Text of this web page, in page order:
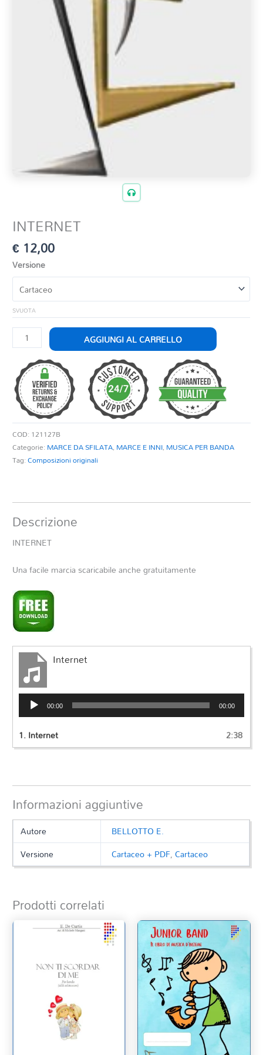
INTERNET
€ 12,00
Versione
SVUOTA
INTERNET
quantità
AGGIUNGI AL CARRELLO
COD: 121127B
Categorie: MARCE DA SFILATA, MARCE E INNI, MUSICA PER BANDA
Tag:Composizioni originali
Descrizione
INTERNET
Una facile marcia scaricabile anche gratuitamente
Internet
Audio
Player 00:00 00:00
1.Internet 2:38
Informazioni aggiuntive
Autore
BELLOTTO E.
Versione
Cartaceo + PDF,Cartaceo
Prodotti correlati